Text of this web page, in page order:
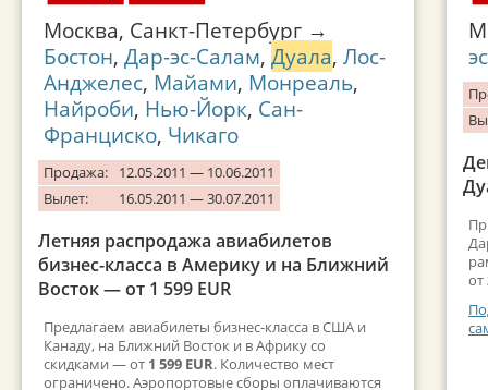
Москва, Санкт-Петербург →
Бостон, Дар-эс-Салам, Дуала, Лос-
Анджелес, Майами, Монреаль,
Найроби, Нью-Йорк, Сан-
Франциско, Чикаго
Продажа:
12.05.2011 — 10.06.2011
Вылет:
16.05.2011 — 30.07.2011
Летняя распродажа авиабилетов
бизнес-класса в Америку и на Ближний
Восток — от 1 599 EUR
Предлагаем авиабилеты бизнес-класса в США и
Канаду, на Ближний Восток и в Африку со
скидками — от 1 599 EUR. Количество мест
ограничено. Аэропортовые сборы оплачиваются
от